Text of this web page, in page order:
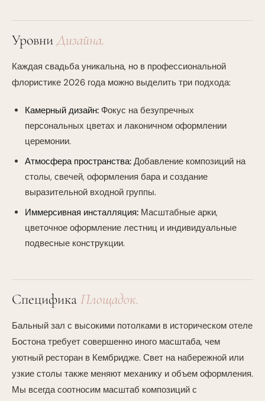
УровниДизайна.
Каждая свадьба уникальна, но в профессиональной
флористике 2026 года можно выделить три подхода:
Камерный дизайн: Фокус на безупречных
персональных цветах и лаконичном оформлении
церемонии.
Атмосфера пространства: Добавление композиций на
столы, свечей, оформления бара и создание
выразительной входной группы.
Иммерсивная инсталляция: Масштабные арки,
цветочное оформление лестниц и индивидуальные
подвесные конструкции.
Специфика Площадок.
Бальный зал с высокими потолками в историческом отеле
Бостона требует совершенно иного масштаба, чем
уютный ресторан в Кембридже. Свет на набережной или
узкие столы также меняют механику и объем оформления.
Мы всегда соотносим масштаб композиций с